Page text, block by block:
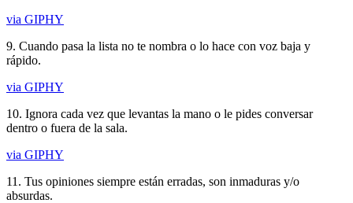
via GIPHY
9. Cuando pasa la lista no te nombra o lo hace con voz baja y
rápido.
via GIPHY
10. Ignora cada vez que levantas la mano o le pides conversar
dentro o fuera de la sala.
via GIPHY
11. Tus opiniones siempre están erradas, son inmaduras y/o
absurdas.